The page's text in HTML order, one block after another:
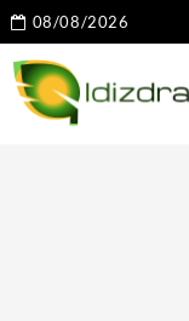
08/08/2026